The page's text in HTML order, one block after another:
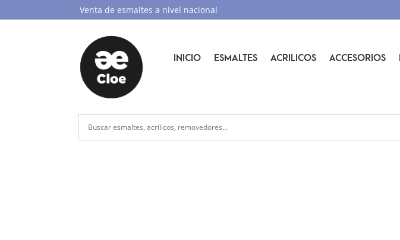
Venta de esmaltes a nivel nacional
INICIO ESMALTES ACRILICOS ACCESORIOS